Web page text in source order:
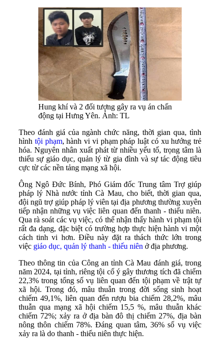
Hung khí và 2 đối tượng gây ra vụ án chấn
động tại Hưng Yên. Ảnh: TL
Theo đánh giá của ngành chức năng, thời gian qua, tình
hình tội phạm, hành vi vi phạm pháp luật có xu hướng trẻ
hóa. Nguyên nhân xuất phát từ nhiều yếu tố, trọng tâm là
thiếu sự giáo dục, quản lý từ gia đình và sự tác động tiêu
cực từ các nền tảng mạng xã hội.
Ông Ngô Ðức Bính, Phó Giám đốc Trung tâm Trợ giúp
pháp lý Nhà nước tỉnh Cà Mau, cho biết, thời gian qua,
đội ngũ trợ giúp pháp lý viên tại địa phương thường xuyên
tiếp nhận những vụ việc liên quan đến thanh - thiếu niên.
Qua rà soát các vụ việc, có thể nhận thấy hành vi phạm tội
rất đa dạng, đặc biệt có trường hợp thực hiện hành vi một
cách tinh vi hơn. Ðiều này đặt ra thách thức lớn trong
việc giáo dục, quản lý thanh - thiếu niên ở địa phương.
Theo thông tin của Công an tỉnh Cà Mau đánh giá, trong
năm 2024, tại tỉnh, riêng tội cố ý gây thương tích đã chiếm
22,3% trong tổng số vụ liên quan đến tội phạm về trật tự
xã hội. Trong đó, mâu thuẫn trong đời sống sinh hoạt
chiếm 49,1%, liên quan đến rượu bia chiếm 28,2%, mâu
thuẫn qua mạng xã hội chiếm 15,5 %, mâu thuẫn khác
chiếm 72%; xảy ra ở địa bàn đô thị chiếm 27%, địa bàn
nông thôn chiếm 78%. Ðáng quan tâm, 36% số vụ việc
xảy ra là do thanh - thiếu niên thực hiện.